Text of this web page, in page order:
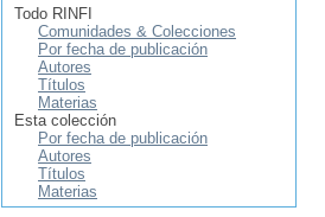
Todo RINFI
Comunidades & Colecciones
Por fecha de publicación
Autores
Títulos
Materias
Esta colección
Por fecha de publicación
Autores
Títulos
Materias